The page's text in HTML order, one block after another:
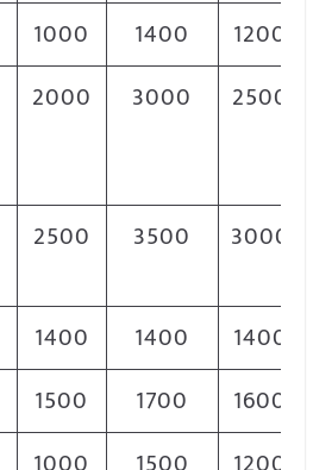
1000 1400
1200
2000 3000 2500
2500 3500 3000
1400 1400
1400
1500 1700
1600